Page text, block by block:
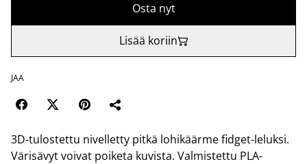
Osta nyt
Lisää koriin
JAA
3D-tulostettu nivelletty pitkä lohikäärme fidget-leluksi.
Värisävyt voivat poiketa kuvista. Valmistettu PLA-